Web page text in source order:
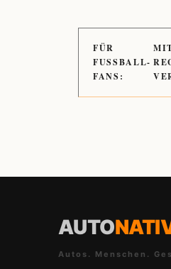
FÜR
FUSSBALL-
FANS:
AUTO
Autos. Menschen.